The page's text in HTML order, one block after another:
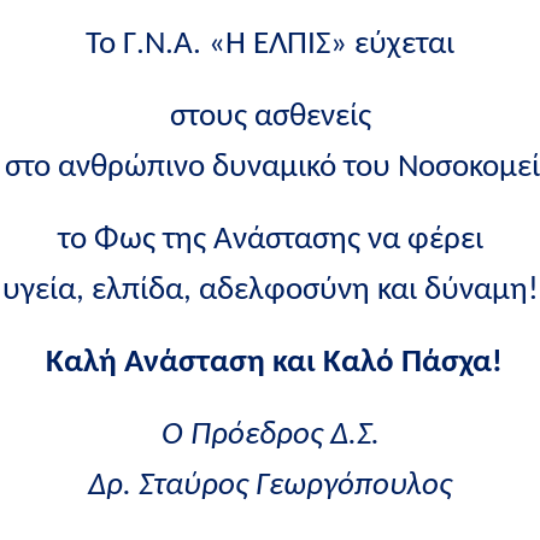
Το Γ.Ν.Α. «Η ΕΛΠΙΣ» εύχεται
στους ασθενείς
στο ανθρώπινο δυναμικό του
το Φως της Ανάστασης να φέρει
υγεία, ελπίδα, αδελφοσύνη και δύναμη!
Καλή Ανάσταση και Καλό Πάσχα!
Ο Πρόεδρος Δ.Σ.
Δρ. Σταύρος Γεωργόπουλος